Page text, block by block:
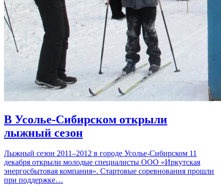
В Усолье-Сибирском открыли
лыжный сезон
Лыжный сезон 2011–2012 в городе Усолье-Сибирском 11
декабря открыли молодые специалисты ООО «Иркутская
энергосбытовая компания». Стартовые соревнования прошли
при поддержке…